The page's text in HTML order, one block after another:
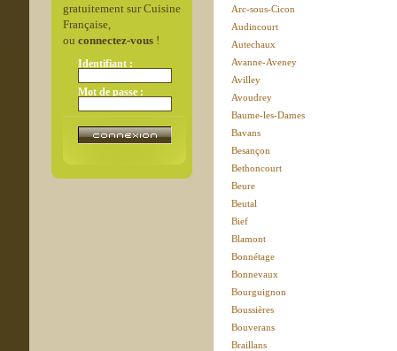
gratuitement sur Cuisine
Française,
ou connectez-vous!
Identifiant :
Mot de passe :
Arc-sous-Cicon
Audincourt
Autechaux
Avanne-Aveney
Avilley
Avoudrey
Baume-les-Dames
Bavans
Besançon
Bethoncourt
Beure
Beutal
Bief
Blamont
Bonnétage
Bonnevaux
Bourguignon
Boussières
Bouverans
Braillans